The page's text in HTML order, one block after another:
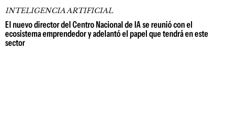
INTELIGENCIA ARTIFICIAL
El nuevo director del Centro Nacional de IA se reunió con el
ecosistema emprendedor y adelantó el papel que tendrá en este
sector